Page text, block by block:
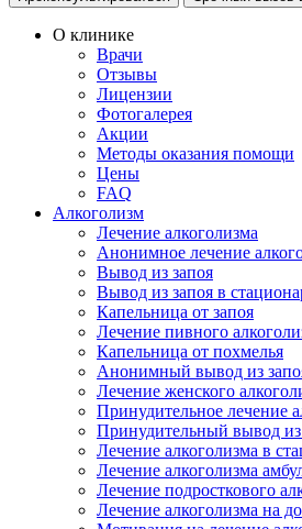
О клинике
Врачи
Отзывы
Лицензии
Фотогалерея
Акции
Методы оказания помощи
Цены
FAQ
Алкоголизм
Лечение алкоголизма
Анонимное лечение
Вывод из запоя
Вывод из запоя в
Капельница от запоя
Лечение пивного
Капельница от похмелья
Анонимный вывод из
Лечение женского
Принудительное лечение
Принудительный вывод из
Лечение алкоголизма в
Лечение алкоголизма
Лечение подросткового
Лечение алкоголизма на